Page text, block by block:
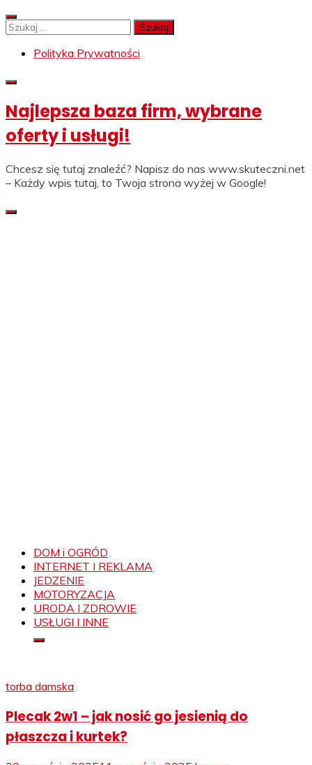
Skip
to
Szukaj:
Polityka Prywatności
Najlepsza baza firm, wybrane
oferty i usługi!
Chcesz się tutaj znaleźć? Napisz do nas www.skuteczni.net
– Każdy wpis tutaj, to Twoja strona wyżej w Google!
DOM i OGRÓD
INTERNET I REKLAMA
JEDZENIE
MOTORYZACJA
URODA I ZDROWIE
USŁUGI I INNE
torba damska
Plecak 2w1 – jak nosić go jesienią do
płaszcza i kurtek?